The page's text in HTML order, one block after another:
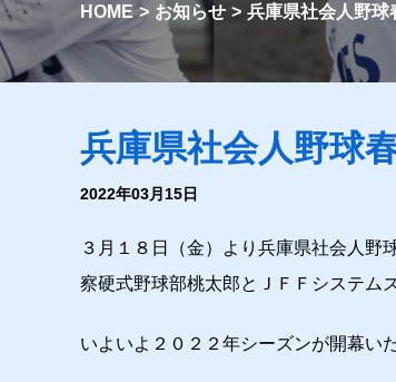
HOME お知らせ 兵庫県社会人野球
兵庫県社会人野球
2022年03月15日
３月１８日（金）より兵庫県社会人
察硬式野球部桃太郎とＪＦＦシステム
いよいよ２０２２年シーズンが開幕い